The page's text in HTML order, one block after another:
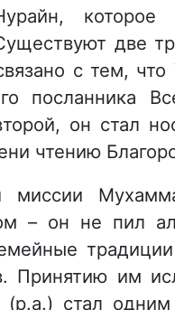
которое
две
с тем,
посланника
он стал
чтению
– он не пил
Принятию им
(р.а.) стал